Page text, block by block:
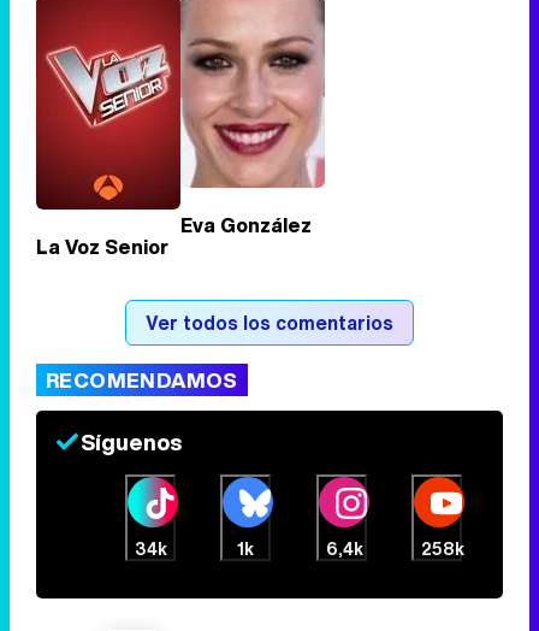
La Voz Senior
Eva González
Ver todos los comentarios
RECOMENDAMOS
Síguenos
34k 1k 6,4k 258k